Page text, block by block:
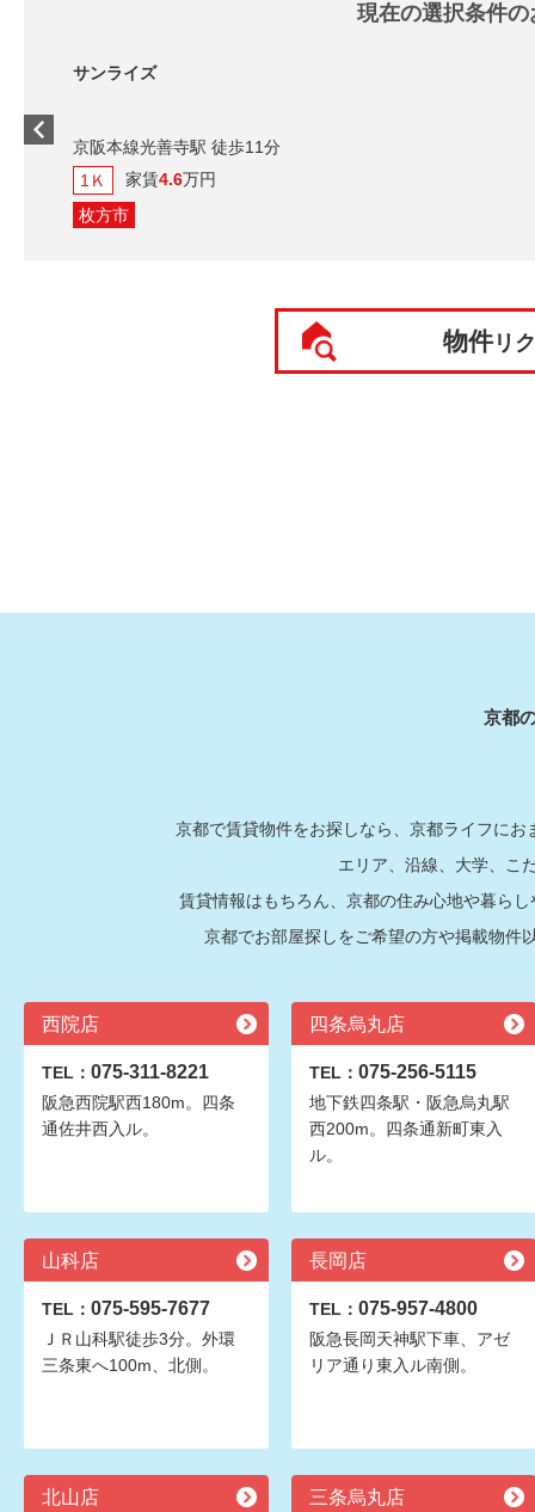
現在の選択条件
サンライズ
京阪本線光善寺駅 徒歩11分
1Ｋ
家賃4.6万円
枚方市
物件リ
京都
京都で賃貸物件をお探しなら、京都ライフに
エリア、沿線、大学、こ
賃貸情報はもちろん、京都の住み心地や暮ら
京都でお部屋探しをご希望の方や掲載物件
西院店
TEL： 075-311-8221
阪急西院駅西180m。四条
通佐井西入ル。
四条烏丸店
TEL： 075-256-5115
地下鉄四条駅・阪急烏丸駅
西200m。四条通新町東入
ル。
山科店
TEL： 075-595-7677
ＪＲ山科駅徒歩3分。外環
三条東へ100m、北側。
長岡店
TEL： 075-957-4800
阪急長岡天神駅下車、アゼ
リア通り東入ル南側。
北山店 三条烏丸店